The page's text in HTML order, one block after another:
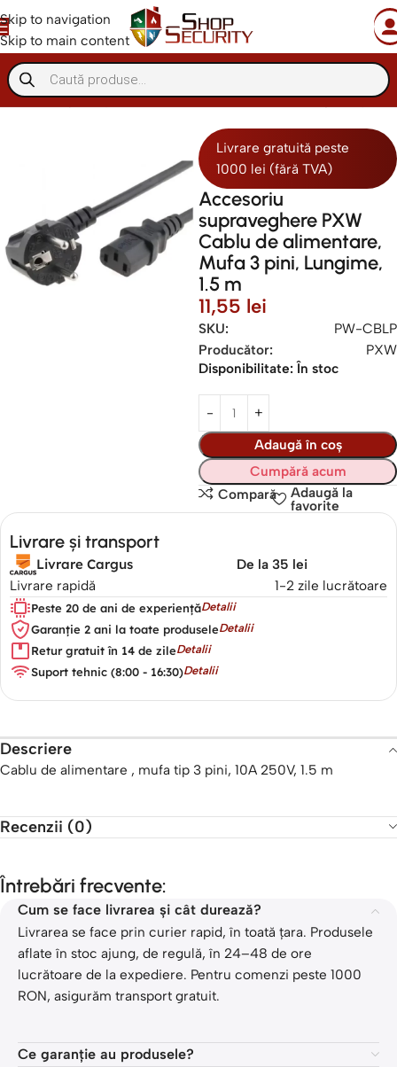
Skip to navigation
Skip to main content
supraveghere Video balun si mufe Mufe supraveghere
Livrare gratuită peste
1000 lei (fără TVA)
Accesoriu
supraveghere PXW
Cablu de alimentare,
Mufa 3 pini, Lungime,
1.5 m
11,55 lei
SKU:
PW-CBLP
Producător:
PXW
Disponibilitate: În stoc
Adaugă în coș
Cumpără acum
Compară
Adaugă la
favorite
Livrare și transport
Livrare Cargus
Livrare rapidă
De la 35 lei
1-2 zile lucrătoare
Peste 20 de ani de experiențăDetalii
Garanție 2 ani la toate produseleDetalii
Retur gratuit în 14 de zileDetalii
Suport tehnic (8:00 - 16:30)Detalii
Descriere
Cablu de alimentare , mufa tip 3 pini, 10A 250V, 1.5 m
Recenzii (0)
Întrebări frecvente:
Cum se face livrarea și cât durează?
Livrarea se face prin curier rapid, în toată țara. Produsele
aflate în stoc ajung, de regulă, în 24–48 de ore
lucrătoare de la expediere. Pentru comenzi peste 1000
RON, asigurăm transport gratuit.
Ce garanție au produsele?